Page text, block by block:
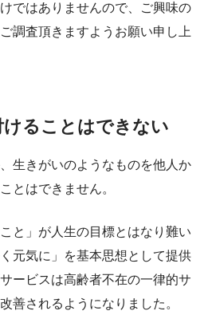
ではありませんので、ご興味の
調査頂きますようお願い申し上
ることはできない
生きがいのようなものを他人か
とはできません。
と」が人生の目標とはなり難い
元気に」を基本思想として提供
ービスは高齢者不在の一律的サ
善されるようになりました。